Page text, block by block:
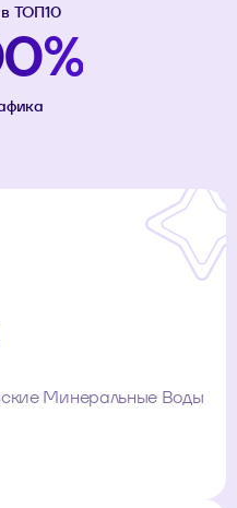
ТОП10
Минеральные Воды